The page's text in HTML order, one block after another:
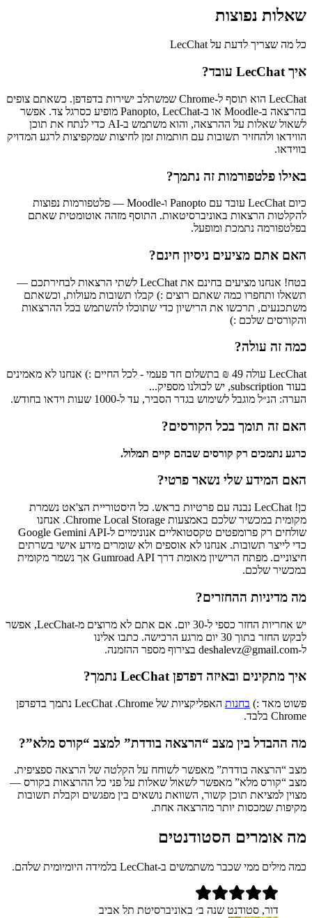
שאלות נפוצות
כל מה שצריך לדעת על LecChat
איך LecChat עובד?
LecChat הוא תוסף ל‑Chrome שמשתלב ישירות בדפדפן. כשאתם צופים
בהרצאה ב‑Moodle או ב‑Panopto, LecChat מופיע כסרגל צד. אפשר
לשאול שאלות על ההרצאה, והוא משתמש ב‑AI כדי לנתח את תוכן
הווידאו ולהחזיר תשובות עם חותמות זמן לחיצות שמקפיצות לרגע המדויק
בווידאו.
באילו פלטפורמות זה נתמך?
כיום LecChat עובד עם Panopto ו‑Moodle — פלטפורמות נפוצות
להקלטות הרצאות באוניברסיטאות. התוסף מזהה אוטומטית שאתם
בפלטפורמה נתמכת ומופעל.
האם אתם מציעים ניסיון חינם?
בטח! אנחנו מציעים בחינם את LecChat לשתי הרצאות לבחירתכם —
תשאלו ותחפרו כמה שאתם רוצים :) קבלו תשובות מעולות, וכשאתם
משתכנעים, תרכשו את הרישיון כדי שתוכלו להשתמש בכל ההרצאות
והקורסים שלכם :)
כמה זה עולה?
LecChat עולה 49 ₪ בתשלום חד פעמי - לכל החיים :) אנחנו לא מאמינים
בעוד subscription, יש לכולנו מספיק...
הערה: הנ״ל מוגבל לשימוש בגדר הסביר, עד ל-1000 שעות וידאו בחודש.
האם זה תומך בכל הקורסים?
כרגע נתמכים רק קורסים שבהם קיים תמלול.
האם המידע שלי נשאר פרטי?
כן! LecChat נבנה עם פרטיות בראש. כל היסטוריית הצ'אט נשמרת
מקומית במכשיר שלכם באמצעות Chrome Local Storage. אנחנו
שולחים רק פרומפטים טקסטואליים אנונימיים ל‑Google Gemini API
כדי לייצר תשובות. אנחנו לא אוספים ולא שומרים מידע אישי בשרתים
חיצוניים. מפתח הרישיון מאומת דרך Gumroad API אך נשמר מקומית
במכשיר שלכם.
מה מדיניות ההחזרים?
יש אחריות החזר כספי ל‑30 יום. אם אתם לא מרוצים מ‑LecChat, אפשר
לבקש החזר בתוך 30 יום מרגע הרכישה. כתבו אלינו
ל‑deshalevz@gmail.com בצירוף מספר ההזמנה.
איך מתקינים ובאיזה דפדפן LecChat נתמך?
פשוט מאד :) בחנות האפליקציות של Chrome
.
LecChat נתמך בדפדפן
Chrome בלבד.
מה ההבדל בין מצב “הרצאה בודדת” למצב “קורס מלא”?
מצב “הרצאה בודדת” מאפשר לשוחח על הקלטה של הרצאה ספציפית.
מצב “קורס מלא” מאפשר לשאול שאלות על פני כל ההרצאות בקורס —
מצוין למציאת תוכן קשור, השוואת נושאים בין מפגשים וקבלת תשובות
מקיפות שמכסות יותר מהרצאה אחת.
מה אומרים הסטודנטים
כמה מילים ממי שכבר משתמשים ב‑LecChat בלמידה היומיומית שלהם.
דור, סטודנט שנה ב׳ באוניברסיטת תל אביב